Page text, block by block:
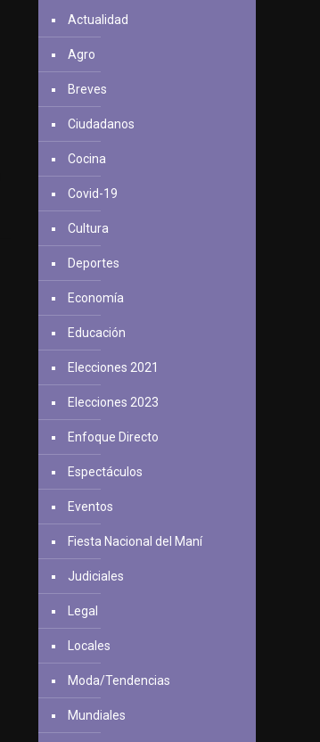
Actualidad
Agro
Breves
Ciudadanos
Cocina
Covid-19
Cultura
Deportes
Economía
Educación
Elecciones 2021
Elecciones 2023
Enfoque Directo
Espectáculos
Eventos
Fiesta Nacional del Maní
Judiciales
Legal
Locales
Moda/Tendencias
Mundiales